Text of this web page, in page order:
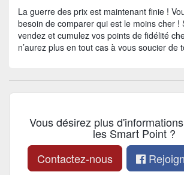
La guerre des prix est maintenant finie !
besoin de comparer qui est le moins cher !
vendez et cumulez vos points de fidélité
n’aurez plus en tout cas à vous soucier de
Vous désirez plus
les Smart Point ?
Contactez-nous